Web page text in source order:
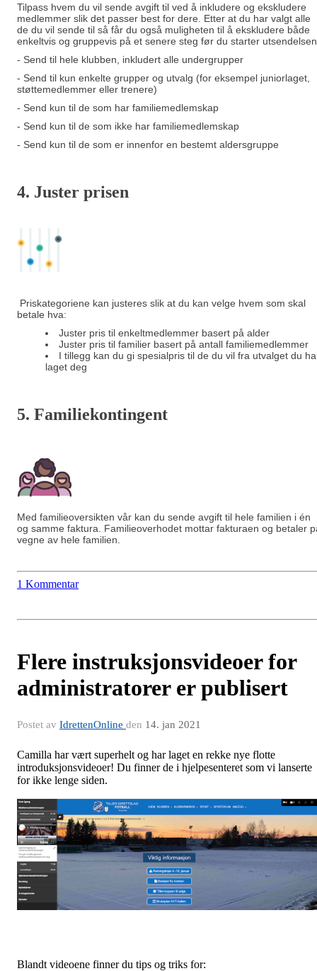
Tilpass hvem du vil sende avgift til ved å inkludere og ekskludere
medlemmer slik det passer best for dere. Etter at du har valgt alle
de du vil sende til så får du også muligheten til å ekskludere både
enkeltvis og gruppevis på et senere steg før du starter
- Send til hele klubben, inkludert alle undergrupper
- Send til kun enkelte grupper og utvalg (for eksempel juniorlaget,
støttemedlemmer eller trenere)
- Send kun til de som har familiemedlemskap
- Send kun til de som ikke har familiemedlemskap
- Send kun til de som er innenfor en bestemt aldersgruppe
4. Juster prisen
Priskategoriene kan justeres slik at du kan velge hvem som skal
betale hva:
Juster pris til enkeltmedlemmer basert på alder
Juster pris til familier basert på antall familiemedlemmer
I tillegg kan du gi spesialpris til de du vil fra utvalget du
laget deg
5. Familiekontingent
Med familieoversikten vår kan du sende avgift til hele familien i én
og samme faktura. Familieoverhodet mottar fakturaen og betaler
vegne av hele familien.
1 Kommentar
Flere instruksjonsvideoer for
administratorer er publisert
Postet av IdrettenOnline den 14. jan 2021
Camilla har vært superhelt og har laget en rekke nye flotte
introduksjonsvideoer! Du finner de i hjelpesenteret som vi lanserte
for ikke lenge siden.
Blandt videoene finner du tips og triks for: